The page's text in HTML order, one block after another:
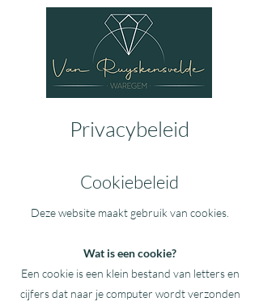
Privacybeleid
Cookiebeleid
Deze website maakt gebruik van cookies.
Wat is een cookie?
Een cookie is een klein bestand van letters en
cijfers dat naar je computer wordt verzonden